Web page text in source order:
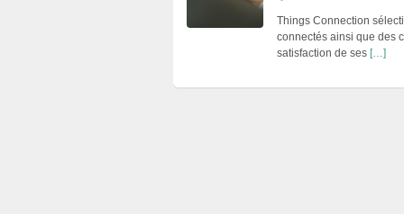
Things Connection
connectés ainsi que des
satisfaction de ses […]